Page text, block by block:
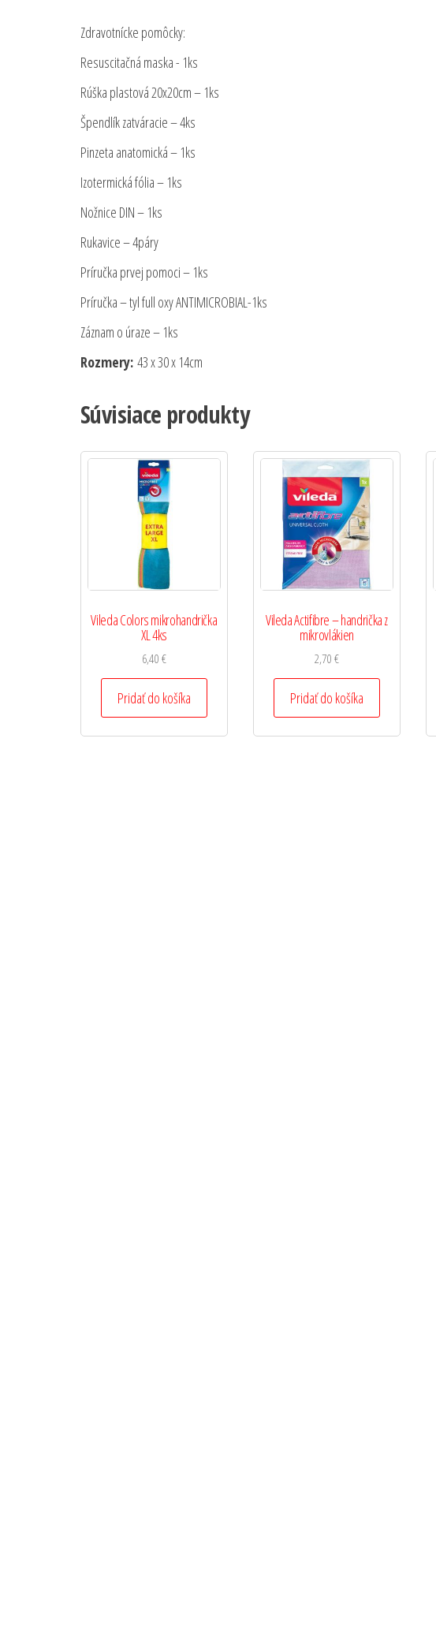
Zdravotnícke pomôcky:
Resuscitačná maska ​​- 1ks
Rúška plastová 20x20cm – 1ks
Špendlík zatváracie – 4ks
Pinzeta anatomická – 1ks
Izotermická fólia – 1ks
Nožnice DIN – 1ks
Rukavice – 4páry
Príručka prvej pomoci – 1ks
Príručka – tyl full oxy ANTIMICROBIAL-1ks
Záznam o úraze – 1ks
Rozmery: 43 x 30 x 14cm
Súvisiace produkty
Vileda Colors mikrohandrička
XL 4ks
6,40€
Pridať do košíka
Vileda Actifibre – handrička z
mikrovlákien
2,70€
Pridať do košíka